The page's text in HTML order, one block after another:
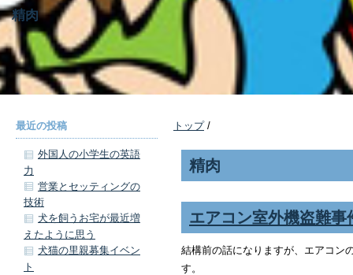
精肉
トップ/
精肉
エアコン室外機盗難事
結構前の話になりますが、エアコン
す。
最近の投稿
外国人の小学生の英語
力
営業とセッティングの
技術
犬を飼うお宅が最近増
えたように思う
犬猫の里親募集イベン
ト